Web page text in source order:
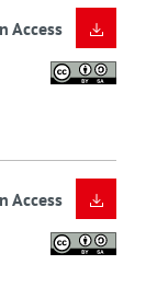
Access
Access